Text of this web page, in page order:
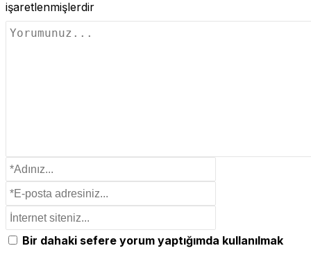
işaretlenmişlerdir
Bir dahaki sefere yorum yaptığımda kullanılmak